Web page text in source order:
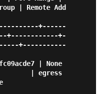
| Remote Add
+------
+------------+-
+-----------
| None
| egress